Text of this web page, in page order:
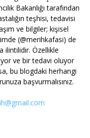
Bakanlığı tarafından
teşhisi, tedavisi
ve bilgiler; kişisel
(@merihkafasi) de
ilintilidir. Özellikle
ve bir tedavi oluyor
bu blogdaki herhangi
başvurmalısınız.